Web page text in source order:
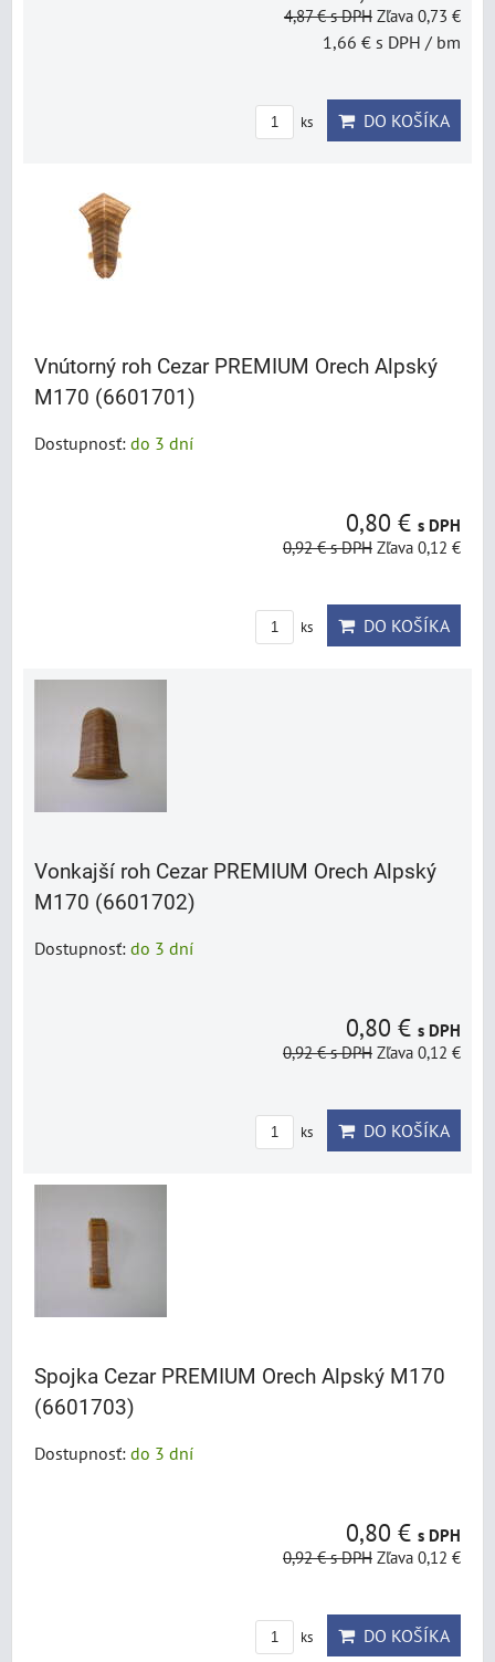
4,87 €s DPH Zľava 0,73 €
1,66 € s DPH / bm
ks DO KOŠÍKA
Vnútorný roh Cezar PREMIUM Orech Alpský
M170 (6601701)
Dostupnosť: do 3 dní
0,80 € s DPH
0,92 €s DPH Zľava 0,12 €
ks DO KOŠÍKA
Vonkajší roh Cezar PREMIUM Orech Alpský
M170 (6601702)
Dostupnosť: do 3 dní
0,80 € s DPH
0,92 €s DPH Zľava 0,12 €
ks DO KOŠÍKA
Spojka Cezar PREMIUM Orech Alpský M170
(6601703)
Dostupnosť: do 3 dní
0,80 € s DPH
0,92 €s DPH Zľava 0,12 €
ks DO KOŠÍKA